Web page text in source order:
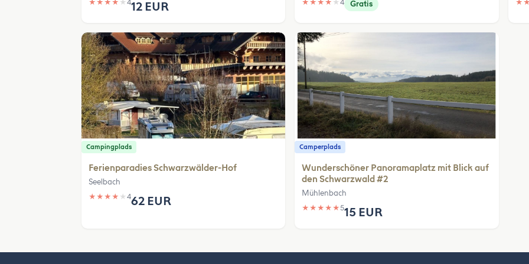
★ ★ ★ ★ ★ 412 EUR ★ ★ ★ ★ ★4 Gratis ★ ★
Campingplads
Ferienparadies Schwarzwälder-Hof
Seelbach
★ ★ ★ ★ ★ 462 EUR
Camperplads
Wunderschöner Panoramaplatz mit Blick auf
den Schwarzwald #2
Mühlenbach
★ ★ ★ ★ ★515 EUR